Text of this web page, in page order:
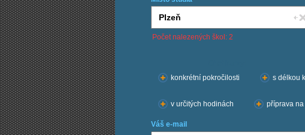
Počet nalezených škol: 2
konkrétní pokročilosti
s délkou
v určitých hodinách příprava
Váš e-mail